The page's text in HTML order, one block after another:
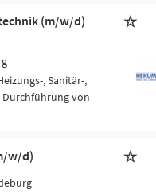
(m/w/d)
, Sanitär-,
von
w/d)